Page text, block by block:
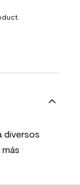
diversos